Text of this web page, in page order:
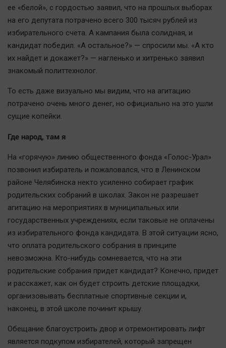
ее «белой», с гордостью заявил, что на прошлых выборах
на его депутата потрачено всего 300 тысяч рублей из
избирательного счета. А кампания была солидная, и
кандидат победил. «А остальное?» — спросили мы. «А кто
их найдет и докажет?» — нагленько и хитренько заявил
знакомый политтехнолог.
То есть даже визуально мы видим, что на агитацию
потрачено очень много денег, но официально на это ушли
сущие копейки.
Где народ, там я
На «горячую» линию общественного фонда «Голос-Урал»
позвонил избиратель и пожаловался, что в Ленинском
районе Челябинска некто усиленно собирает график
родительских собраний в школах. Закон не разрешает
агитацию на мероприятиях в муниципальных или
государственных учреждениях, если таковые не оплачены
из избирательного фонда кандидата. В этой ситуации ясно,
что оплата родительского собрания в принципе
невозможна. Кто-нибудь сомневается, что на эти
родительские собрания придет кандидат? Конечно, придет
и расскажет, как он будет строить детские площадки,
организовывать бесплатные спортивные секции и,
наконец, в этой школе починит крышу.
Обещание благоустроить двор и отремонтировать лифт
является подкупом избирателей, который запрещен